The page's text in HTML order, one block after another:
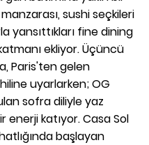
sushi seçkileri
yansıttıkları fine dining
ekliyor. Üçüncü
Paris'ten gelen
uyarlarken; OG
sofra diliyle yaz
enerji katıyor. Casa Sol
başlayan